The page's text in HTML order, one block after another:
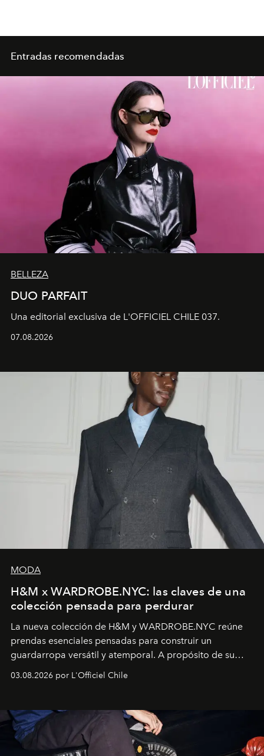
Entradas recomendadas
BELLEZA
DUO PARFAIT
Una editorial exclusiva de L'OFFICIEL CHILE 037.
07.08.2026
MODA
H&M x WARDROBE.NYC: las claves de una
colección pensada para perdurar
La nueva colección de H&M y WARDROBE.NYC reúne
prendas esenciales pensadas para construir un
guardarropa versátil y atemporal. A propósito de su
lanzamiento, los fundadores de la firma neoyorquina y
la asesora creativa y jefa de diseño global de la marca
y la filosofía detrás de la propuesta.
03.08.2026 por L'Officiel Chile